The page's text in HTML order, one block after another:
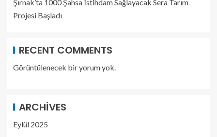
Şırnak’ta 1000 Şahsa İstihdam Sağlayacak Sera Tarım
Projesi Başladı
RECENT COMMENTS
Görüntülenecek bir yorum yok.
ARCHIVES
Eylül 2025